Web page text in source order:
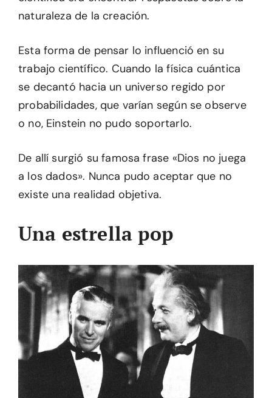
naturaleza de la creación.
Esta forma de pensar lo influenció en su
trabajo científico. Cuando la física cuántica
se decantó hacia un universo regido por
probabilidades, que varían según se observe
o no, Einstein no pudo soportarlo.
De allí surgió su famosa frase «Dios no juega
a los dados». Nunca pudo aceptar que no
existe una realidad objetiva.
Una estrella pop